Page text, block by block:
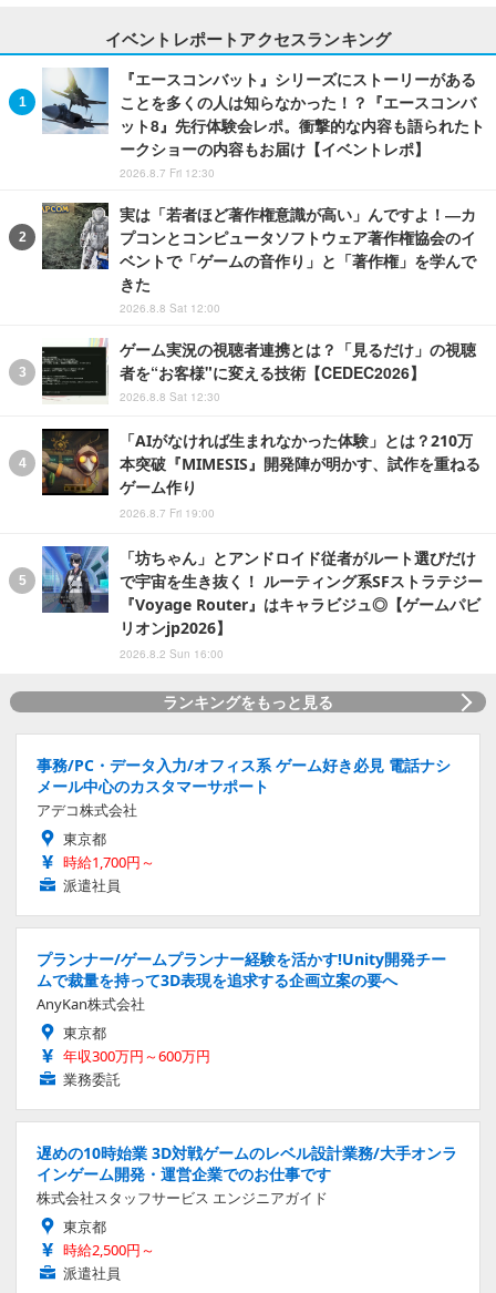
イベントレポートアクセスランキング
『エースコンバット』シリーズにストーリーがある
ことを多くの人は知らなかった！？『エースコンバ
ット8』先行体験会レポ。衝撃的な内容も語られたト
ークショーの内容もお届け【イベントレポ】
2026.8.7 Fri 12:30
実は「若者ほど著作権意識が高い」んですよ！―カ
プコンとコンピュータソフトウェア著作権協会のイ
ベントで「ゲームの音作り」と「著作権」を学んで
きた
2026.8.8 Sat 12:00
ゲーム実況の視聴者連携とは？「見るだけ」の視聴
者を“お客様"に変える技術【CEDEC2026】
2026.8.8 Sat 12:30
「AIがなければ生まれなかった体験」とは？210万
本突破『MIMESIS』開発陣が明かす、試作を重ねる
ゲーム作り
2026.8.7 Fri 19:00
「坊ちゃん」とアンドロイド従者がルート選びだけ
で宇宙を生き抜く！ ルーティング系SFストラテジー
『Voyage Router』はキャラビジュ◎【ゲームパビ
リオンjp2026】
2026.8.2 Sun 16:00
ランキングをもっと見る
事務/PC・データ入力/オフィス系 ゲーム好き必見 電話ナシ
メール中心のカスタマーサポート
アデコ株式会社
東京都
時給1,700円～
派遣社員
プランナー/ゲームプランナー経験を活かす!Unity開発チー
ムで裁量を持って3D表現を追求する企画立案の要へ
AnyKan株式会社
東京都
年収300万円～600万円
業務委託
遅めの10時始業 3D対戦ゲームのレベル設計業務/大手オンラ
インゲーム開発・運営企業でのお仕事です
株式会社スタッフサービス エンジニアガイド
東京都
時給2,500円～
派遣社員